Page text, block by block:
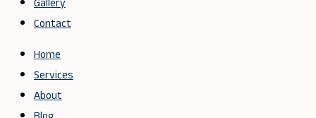
Contact
Home
Services
About